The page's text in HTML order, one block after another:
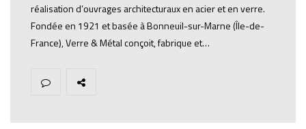
réalisation d’ouvrages architecturaux en acier et en verre.
Fondée en 1921 et basée à Bonneuil-sur-Marne (Île-de-
France), Verre & Métal conçoit, fabrique et…